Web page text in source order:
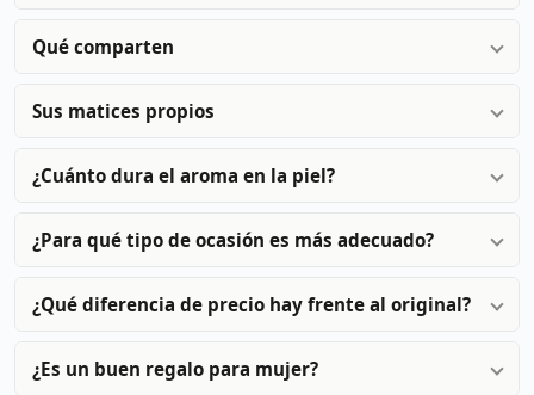
Qué comparten
Sus matices propios
¿Cuánto dura el aroma en la piel?
¿Para qué tipo de ocasión es más adecuado?
¿Qué diferencia de precio hay frente al original?
¿Es un buen regalo para mujer?